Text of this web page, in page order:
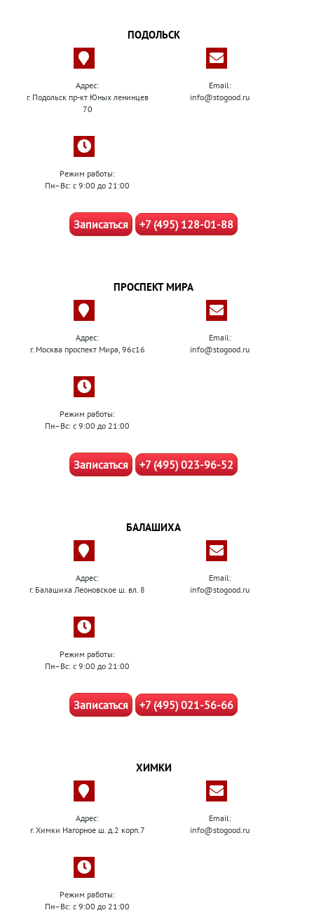
ПОДОЛЬСК
Адрес:
г. Подольск пр-кт Юных ленинцев
70
Email:
info@stogood.ru
Режим работы:
Пн–Вс: с 9:00 до 21:00
Записаться +7 (495) 128-01-88
ПРОСПЕКТ МИРА
Адрес:
г. Москва проспект Мира, 96с16
Email:
info@stogood.ru
Режим работы:
Пн–Вс: с 9:00 до 21:00
Записаться +7 (495) 023-96-52
БАЛАШИХА
Адрес:
г. Балашиха Леоновское ш. вл. 8
Email:
info@stogood.ru
Режим работы:
Пн–Вс: с 9:00 до 21:00
Записаться +7 (495) 021-56-66
ХИМКИ
Адрес:
г. Химки Нагорное ш. д.2 корп.7
Email:
info@stogood.ru
Режим работы:
Пн–Вс: с 9:00 до 21:00